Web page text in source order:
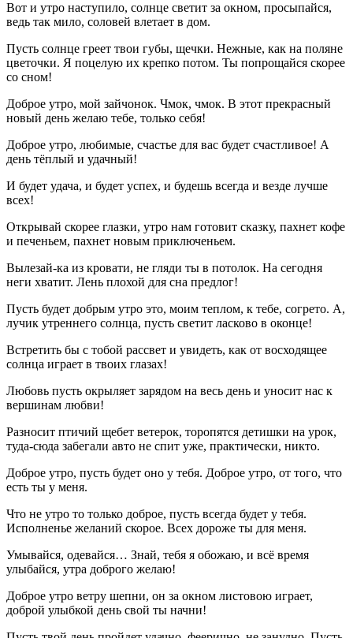
Вот и утро наступило, солнце светит за окном, просыпайся,
ведь так мило, соловей влетает в дом.
Пусть солнце греет твои губы, щечки. Нежные, как на поляне
цветочки. Я поцелую их крепко потом. Ты попрощайся скорее
со сном!
Доброе утро, мой зайчонок. Чмок, чмок. В этот прекрасный
новый день желаю тебе, только себя!
Доброе утро, любимые, счастье для вас будет счастливое! А
день тёплый и удачный!
И будет удача, и будет успех, и будешь всегда и везде лучше
всех!
Открывай скорее глазки, утро нам готовит сказку, пахнет кофе
и печеньем, пахнет новым приключеньем.
Вылезай-ка из кровати, не гляди ты в потолок. На сегодня
неги хватит. Лень плохой для сна предлог!
Пусть будет добрым утро это, моим теплом, к тебе, согрето. А,
лучик утреннего солнца, пусть светит ласково в оконце!
Встретить бы с тобой рассвет и увидеть, как от восходящее
солнца играет в твоих глазах!
Любовь пусть окрыляет зарядом на весь день и уносит нас к
вершинам любви!
Разносит птичий щебет ветерок, торопятся детишки на урок,
туда-сюда забегали авто не спит уже, практически, никто.
Доброе утро, пусть будет оно у тебя. Доброе утро, от того, что
есть ты у меня.
Что не утро то только доброе, пусть всегда будет у тебя.
Исполненье желаний скорое. Всех дороже ты для меня.
Умывайся, одевайся… Знай, тебя я обожаю, и всё время
улыбайся, утра доброго желаю!
Доброе утро ветру шепни, он за окном листовою играет,
доброй улыбкой день свой ты начни!